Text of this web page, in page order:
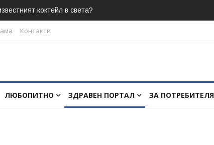
коктейл в света?
Контакти
ЛЮБОПИТНО ЗДРАВЕН ПОРТАЛ ЗА ПОТРЕБИТЕЛЯ